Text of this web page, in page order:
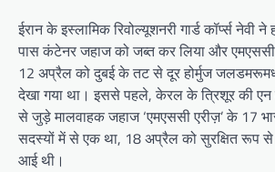
ईरान के इस्लामिक रिवोल्यूशनरी गार्ड कॉर्प्स
पास कंटेनर जहाज को जब्त कर लिया और एमएससी
12 अप्रैल को दुबई के तट से दूर होर्मुज
देखा गया था। इससे पहले, केरल के त्रिशूर की
से जुड़े मालवाहक जहाज ‘एमएससी एरीज़’ के 17
सदस्यों में से एक था, 18 अप्रैल को सुरक्षित रूप से
आई थी।